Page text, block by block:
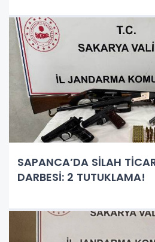
SAPANCA’DA SİLAH
DARBESİ: 2 TUTUKLAMA!